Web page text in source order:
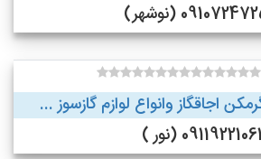
(نوشهر)
اجاقگاز وانواع لوازم گازسوز ...
09119221061 (نور )